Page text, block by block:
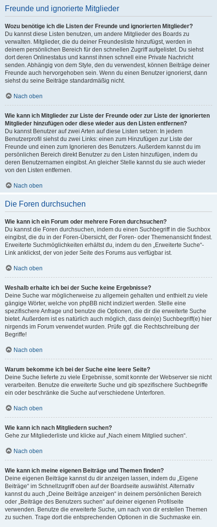
Freunde und ignorierte Mitglieder
Wozu benötige ich die Listen der Freunde und ignorierten Mitglieder?
Du kannst diese Listen benutzen, um andere Mitglieder des Boards zu
verwalten. Mitglieder, die du deiner Freundesliste hinzufügst, werden in
deinem persönlichen Bereich für den schnellen Zugriff aufgelistet. Du siehst
dort deren Onlinestatus und kannst ihnen schnell eine Private Nachricht
senden. Abhängig von dem Style, den du verwendest, können Beiträge deiner
Freunde auch hervorgehoben sein. Wenn du einen Benutzer ignorierst, dann
siehst du seine Beiträge standardmäßig nicht.
Nach oben
Wie kann ich Mitglieder zur Liste der Freunde oder zur Liste der ignorierten
Mitglieder hinzufügen oder diese wieder aus den Listen entfernen?
Du kannst Benutzer auf zwei Arten auf diese Listen setzen: In jedem
Benutzerprofil siehst du zwei Links: einen zum Hinzufügen zur Liste der
Freunde und einen zum Ignorieren des Benutzers. Außerdem kannst du im
persönlichen Bereich direkt Benutzer zu den Listen hinzufügen, indem du
deren Benutzernamen eingibst. An gleicher Stelle kannst du sie auch wieder
von den Listen entfernen.
Nach oben
Die Foren durchsuchen
Wie kann ich ein Forum oder mehrere Foren durchsuchen?
Du kannst die Foren durchsuchen, indem du einen Suchbegriff in die Suchbox
eingibst, die du in der Foren-Übersicht, der Foren- oder Themenansicht findest.
Erweiterte Suchmöglichkeiten erhältst du, indem du den „Erweiterte Suche“-
Link anklickst, der von jeder Seite des Forums aus verfügbar ist.
Nach oben
Weshalb erhalte ich bei der Suche keine Ergebnisse?
Deine Suche war möglicherweise zu allgemein gehalten und enthielt zu viele
gängige Wörter, welche von phpBB nicht indiziert werden. Stelle eine
spezifischere Anfrage und benutze die Optionen, die dir die erweiterte Suche
bietet. Außerdem ist es natürlich auch möglich, dass dein(e) Suchbegriff(e) hier
nirgends im Forum verwendet wurden. Prüfe ggf. die Rechtschreibung der
Begriffe!
Nach oben
Warum bekomme ich bei der Suche eine leere Seite?
Deine Suche lieferte zu viele Ergebnisse, somit konnte der Webserver sie nicht
verarbeiten. Benutze die erweiterte Suche und gib spezifischere Suchbegriffe
ein oder beschränke die Suche auf verschiedene Unterforen.
Nach oben
Wie kann ich nach Mitgliedern suchen?
Gehe zur Mitgliederliste und klicke auf „Nach einem Mitglied suchen“.
Nach oben
Wie kann ich meine eigenen Beiträge und Themen finden?
Deine eigenen Beiträge kannst du dir anzeigen lassen, indem du „Eigene
Beiträge“ im Schnellzugriff oben auf der Boardseite auswählst. Alternativ
kannst du auch „Deine Beiträge anzeigen“ in deinem persönlichen Bereich
oder „Beiträge des Benutzers suchen“ auf deiner eigenen Profilseite
verwenden. Benutze die erweiterte Suche, um nach von dir erstellen Themen
zu suchen. Trage dort die entsprechenden Optionen in die Suchmaske ein.